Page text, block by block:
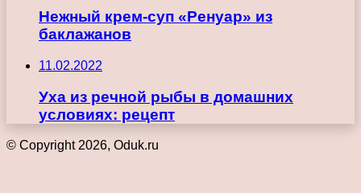
Нежный крем-суп «Ренуар» из
баклажанов
11.02.2022
Уха из речной рыбы в домашних
условиях: рецепт
© Copyright 2026, Oduk.ru